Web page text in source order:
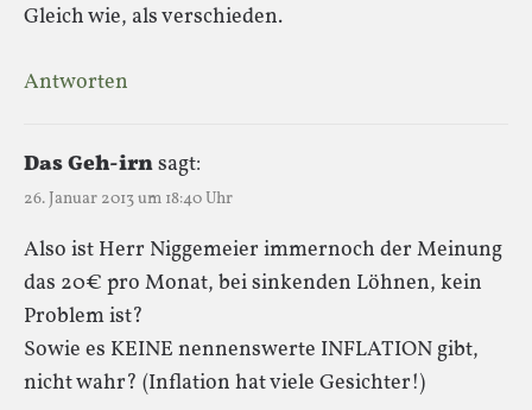
Gleich wie, als verschieden.
Antworten
Das Geh-irnsagt:
26. Januar 2013 um 18:40 Uhr
Also ist Herr Niggemeier immernoch der Meinung
das 20€ pro Monat, bei sinkenden Löhnen, kein
Problem ist?
Sowie es KEINE nennenswerte INFLATION gibt,
nicht wahr? (Inflation hat viele Gesichter!)